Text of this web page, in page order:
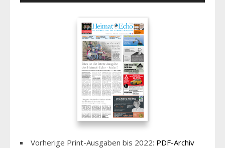
Vorherige Print-Ausgaben bis 2022: PDF-Archiv